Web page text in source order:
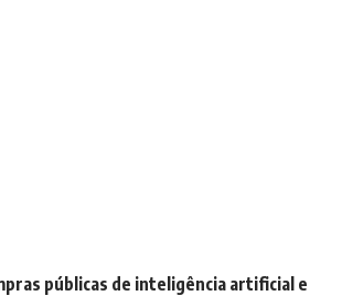
públicas de inteligência artificial e